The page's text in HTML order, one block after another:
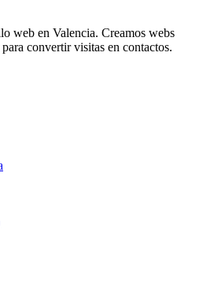
web en Valencia. Creamos webs
convertir visitas en contactos.